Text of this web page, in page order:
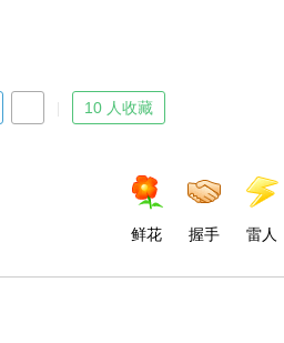
10 人收藏
鲜花 握手 雷人